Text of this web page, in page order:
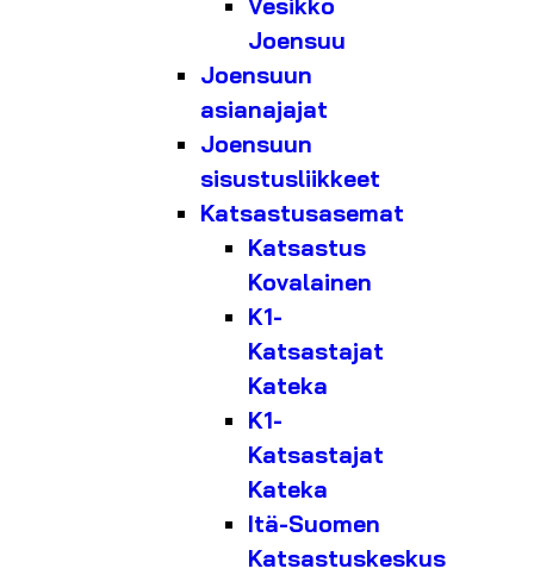
Vesikko
Joensuu
Joensuun
asianajajat
Joensuun
sisustusliikkeet
Katsastusasemat
Katsastus
Kovalainen
K1-
Katsastajat
Kateka
K1-
Katsastajat
Kateka
Itä-Suomen
Katsastuskeskus